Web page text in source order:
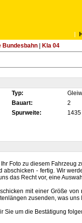
Bundesbahn| Kla 04
Typ:
Bauart:
2
Spurweite: 1435
Foto zu diesem
abschicken - fertig. Wir
das Recht vor, eine
mit einer Größe von
zusenden, was
Sie um die Bestätigung